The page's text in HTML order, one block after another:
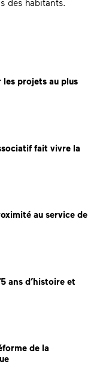
des habitants.
projets au plus
fait vivre la
au service de
ans d’histoire et
de la